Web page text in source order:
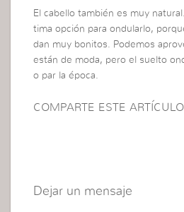
El cabello también es muy
tima opción para ondularlo,
dan muy bonitos. Podemos
están de moda, pero el suelto
o par la época.
COMPARTE ESTE ARTÍCULO
Dejar un mensaje